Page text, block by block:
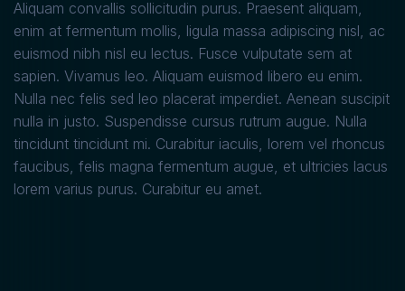
Aliquam convallis sollicitudin purus. Praesent aliquam,
enim at fermentum mollis, ligula massa adipiscing nisl, ac
euismod nibh nisl eu lectus. Fusce vulputate sem at
sapien. Vivamus leo. Aliquam euismod libero eu enim.
Nulla nec felis sed leo placerat imperdiet. Aenean suscipit
nulla in justo. Suspendisse cursus rutrum augue. Nulla
tincidunt tincidunt mi. Curabitur iaculis, lorem vel rhoncus
faucibus, felis magna fermentum augue, et ultricies lacus
lorem varius purus. Curabitur eu amet.